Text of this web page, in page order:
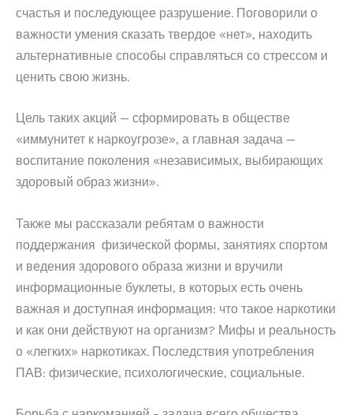
счастья и последующее разрушение. Поговорили о
важности умения сказать твердое «нет», находить
альтернативные способы справляться со стрессом и
ценить свою жизнь.
Цель таких акций — сформировать в обществе
«иммунитет к наркоугрозе», а главная задача —
воспитание поколения «независимых, выбирающих
здоровый образ жизни».
Также мы рассказали ребятам о важности
поддержания физической формы, занятиях спортом
и ведения здорового образа жизни и вручили
информационные буклеты, в которых есть очень
важная и доступная информация: что такое наркотики
и как они действуют на организм? Мифы и реальность
о «легких» наркотиках. Последствия употребления
ПАВ: физические, психологические, социальные.